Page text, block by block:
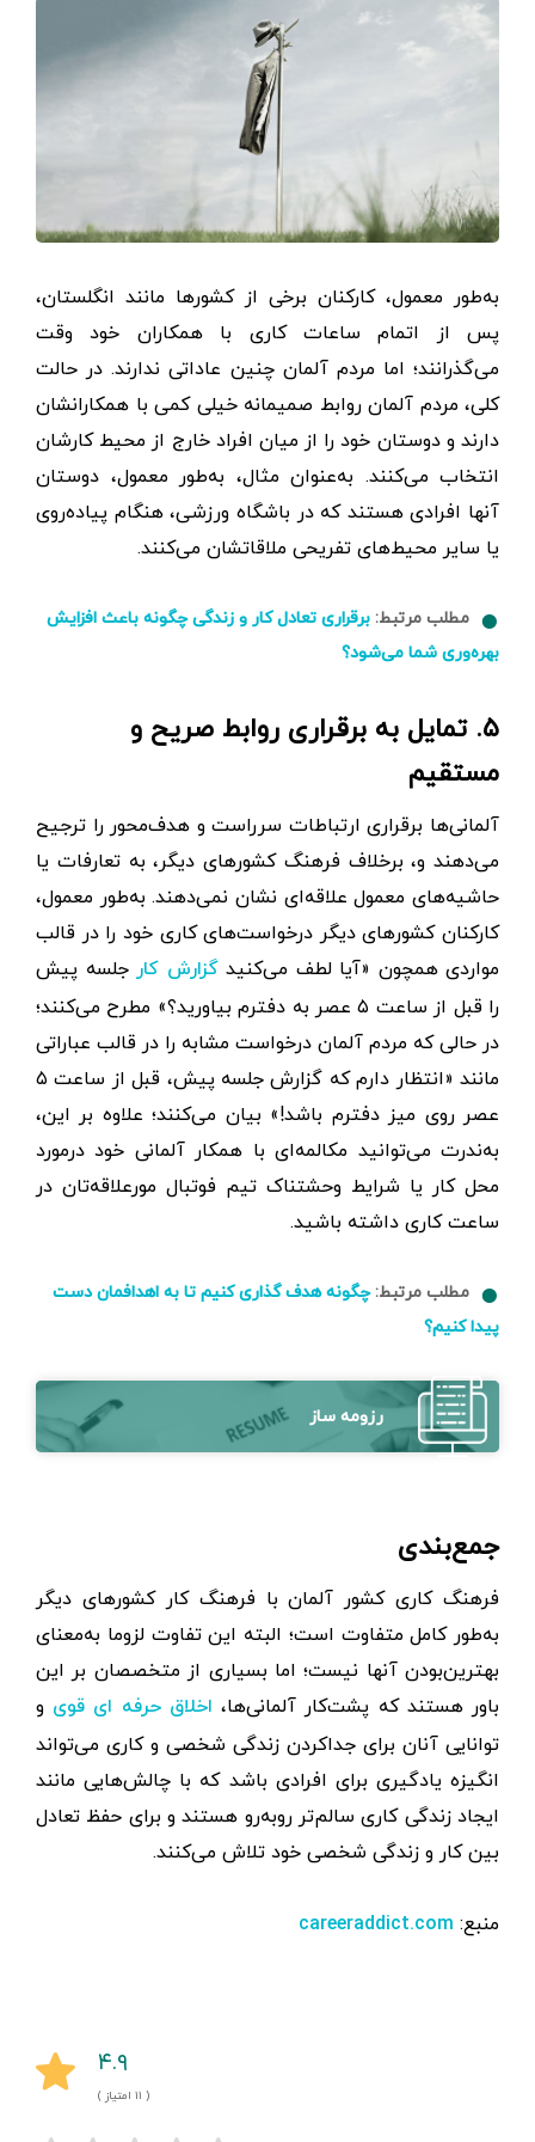
به‌طور معمول، کارکنان برخی از کشورها مانند انگلستان،
پس از اتمام ساعات کاری با همکاران خود وقت
می‌گذرانند؛ اما مردم آلمان چنین عاداتی ندارند. در حالت
کلی، مردم آلمان روابط صمیمانه خیلی کمی با همکارانشان
دارند و دوستان خود را از میان افراد خارج از محیط کارشان
انتخاب می‌کنند. به‌عنوان مثال، به‌طور معمول، دوستان
آنها افرادی هستند که در باشگاه ورزشی، هنگام پیاده‌روی
یا سایر محیط‌های تفریحی ملاقاتشان می‌کنند.
مطلب مرتبط: برقراری تعادل کار و زندگی چگونه باعث افزایش
بهره‌وری شما می‌شود؟
۵. تمایل به برقراری روابط صریح و
مستقیم
آلمانی‌ها برقراری ارتباطات سرراست و هدف‌محور را ترجیح
می‌دهند و، برخلاف فرهنگ کشورهای دیگر، به تعارفات یا
حاشیه‌های معمول علاقه‌ای نشان نمی‌دهند. به‌طور معمول،
کارکنان کشورهای دیگر درخواست‌های کاری خود را در قالب
مواردی همچون «آیا لطف می‌کنیدگزارش کار جلسه پیش
را قبل از ساعت ۵ عصر به دفترم بیاورید؟» مطرح می‌کنند؛
در حالی که مردم آلمان درخواست مشابه را در قالب عباراتی
مانند «انتظار دارم که گزارش جلسه پیش، قبل از ساعت ۵
عصر روی میز دفترم باشد!» بیان می‌کنند؛ علاوه بر این،
به‌ندرت می‌توانید مکالمه‌ای با همکار آلمانی خود درمورد
محل کار یا شرایط وحشتناک تیم فوتبال مورعلاقه‌تان در
ساعت کاری داشته باشید.
مطلب مرتبط:چگونه هدف گذاری کنیم تا به اهدافمان دست
پیدا کنیم؟
رزومه ساز
جمع‌بندی
فرهنگ کاری کشور آلمان با فرهنگ کار کشورهای دیگر
به‌طور کامل متفاوت است؛ البته این تفاوت لزوما به‌معنای
بهترین‌بودن آنها نیست؛ اما بسیاری از متخصصان بر این
باور هستند که پشت‌کار آلمانی‌ها، اخلاق حرفه‌ ای قوی و
توانایی آنان برای جداکردن زندگی شخصی و کاری می‌تواند
انگیزه یادگیری برای افرادی باشد که با چالش‌هایی مانند
ایجاد زندگی کاری سالم‌تر روبه‌رو هستند و برای حفظ تعادل
بین کار و زندگی شخصی خود تلاش می‌کنند.
منبع: careeraddict.com
۴.۹
( ۱۱ امتیاز )